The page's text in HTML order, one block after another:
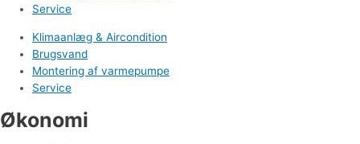
Service
Klimaanlæg & Aircondition
Brugsvand
Montering af varmepumpe
Service
Økonomi